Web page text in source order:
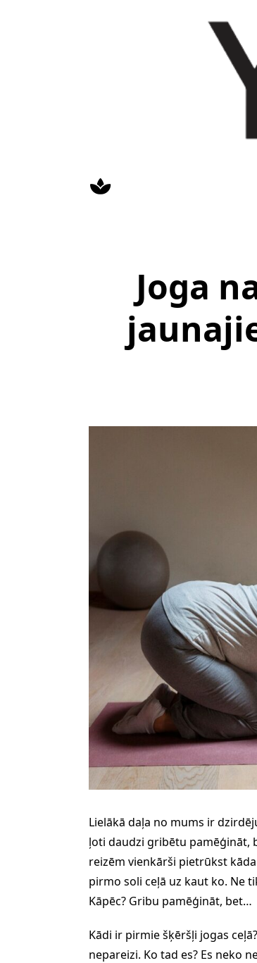
Joga
Lielākā daļa no mums ir
ļoti daudzi gribētu pamēģināt,
reizēm vienkārši pietrūkst
pirmo soli ceļā uz kaut ko. Ne
Kāpēc? Gribu pamēģināt, bet…
Kādi ir pirmie šķēršļi jogas
nepareizi. Ko tad es? Es neko